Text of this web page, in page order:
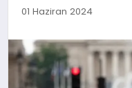
EKONOMI
01 Haziran 2024